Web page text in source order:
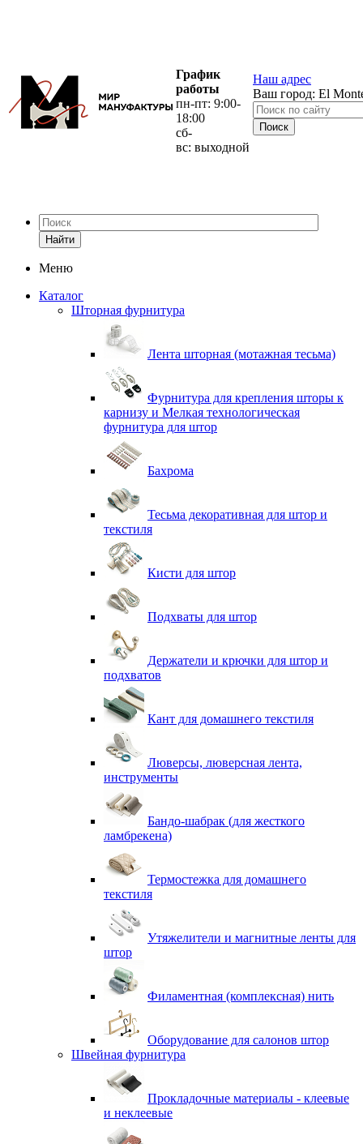
График
работы
пн-пт: 9:00-
18:00
сб-
вс: выходной
Наш адрес
Ваш город: El
Найти
Меню
Каталог
Шторная фурнитура
Лента шторная (мотажная тесьма)
Фурнитура для крепления шторы к
карнизу и Мелкая технологическая
фурнитура для штор
Бахрома
Тесьма декоративная для штор и
текстиля
Кисти для штор
Подхваты для штор
Держатели и крючки для штор и
подхватов
Кант для домашнего текстиля
Люверсы, люверсная лента,
инструменты
Бандо-шабрак (для жесткого
ламбрекена)
Термостежка для домашнего
текстиля
Утяжелители и магнитные ленты для
штор
Филаментная (комплексная) нить
Оборудование для салонов штор
Швейная фурнитура
Прокладочные материалы - клеевые
и неклеевые